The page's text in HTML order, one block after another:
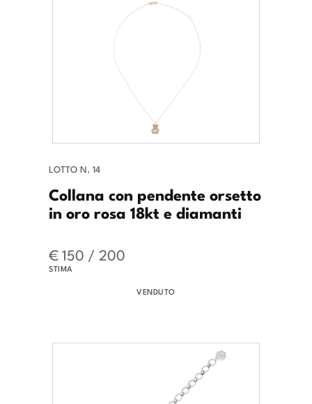
LOTTO N. 14
Collana con pendente orsetto
in oro rosa 18kt e diamanti
€ 150 / 200
STIMA
VENDUTO